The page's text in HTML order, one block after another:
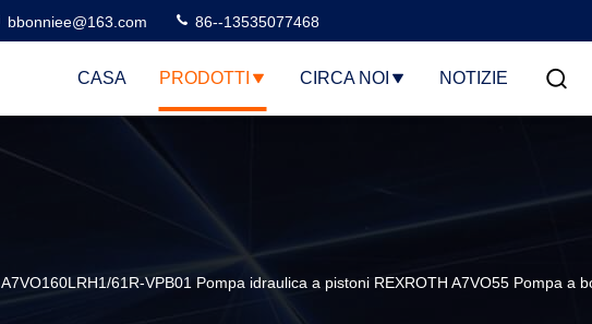
bbonniee@163.com 86--13535077468
CASA PRODOTTI CIRCA NOI NOTIZIE
A7VO160LRH1/61R-VPB01 Pompa idraulica a pistoni REXROTH A7VO55 Pompa a